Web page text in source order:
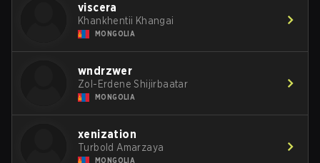
viscera
Khankhentii Khangai
MONGOLIA
wndrzwer
Zol-Erdene Shijirbaatar
MONGOLIA
xenization
Turbold Amarzaya
MONGOLIA